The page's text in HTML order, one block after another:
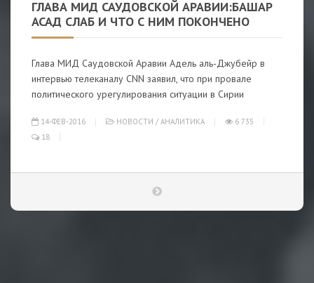
ГЛАВА МИД САУДОВСКОЙ АРАВИИ:БАШАР
АСАД СЛАБ И ЧТО С НИМ ПОКОНЧЕНО
Глава МИД Саудовской Аравии Адель аль-Джубейр в
интервью телеканалу CNN заявил, что при провале
политического урегулирования ситуации в Сирии
14-ФЕВ-2016 НОВОСТИ / АНАЛИТИКА
6 735
18